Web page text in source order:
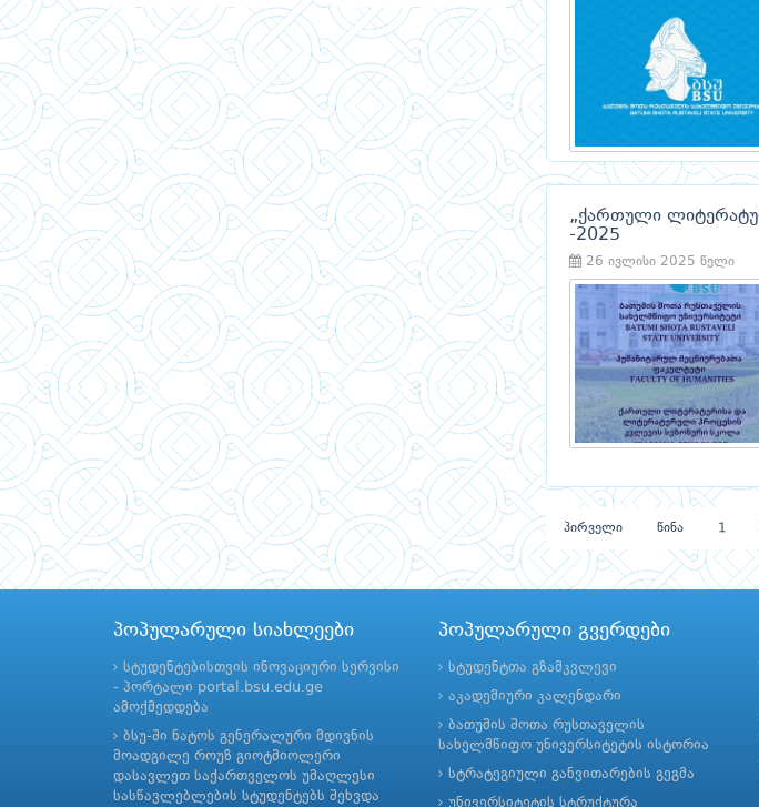
„ქართული
-2025
26 ივლისი 2025 წელი
პირველი წინა 1
პოპულარული სიახლეები
სტუდენტებისთვის ინოვაციური სერვისი
- პორტალი portal.bsu.edu.ge
ამოქმედდება
ბსუ-ში ნატოს გენერალური მდივნის
მოადგილე როუზ გიოტმიოლერი
დასავლეთ საქართველოს უმაღლესი
სასწავლებლების სტუდენტებს შეხვდა
პოპულარული გვერდები
სტუდენტთა გზამკვლევი
აკადემიური კალენდარი
ბათუმის შოთა რუსთაველის
სახელმწიფო უნივერსიტეტის ისტორია
სტრატეგიული განვითარების გეგმა
უნივერსიტეტის სტრუქტურა